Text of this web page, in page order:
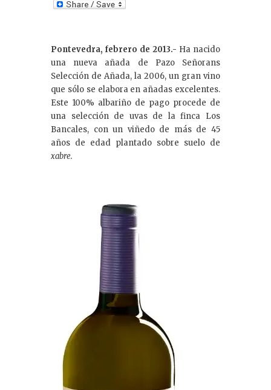
dI
n
Pontevedra, febrero de 2013.- Ha nacido
una nueva añada de Pazo Señorans
Selección de Añada, la 2006, un gran vino
que sólo se elabora en añadas excelentes.
Este 100% albariño de pago procede de
una selección de uvas de la finca Los
Bancales, con un viñedo de más de 45
años de edad plantado sobre suelo de
xabre.